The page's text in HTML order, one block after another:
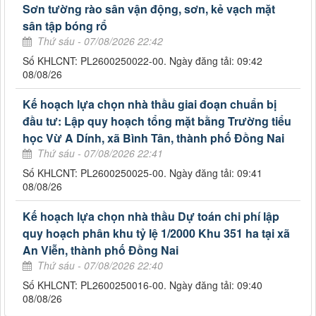
Sơn tường rào sân vận động, sơn, kẻ vạch mặt
sân tập bóng rổ
Thứ sáu - 07/08/2026 22:42
Số KHLCNT: PL2600250022-00. Ngày đăng tải: 09:42
08/08/26
Kế hoạch lựa chọn nhà thầu giai đoạn chuẩn bị
đầu tư: Lập quy hoạch tổng mặt bằng Trường tiểu
học Vừ A Dính, xã Bình Tân, thành phố Đồng Nai
Thứ sáu - 07/08/2026 22:41
Số KHLCNT: PL2600250025-00. Ngày đăng tải: 09:41
08/08/26
Kế hoạch lựa chọn nhà thầu Dự toán chi phí lập
quy hoạch phân khu tỷ lệ 1/2000 Khu 351 ha tại xã
An Viễn, thành phố Đồng Nai
Thứ sáu - 07/08/2026 22:40
Số KHLCNT: PL2600250016-00. Ngày đăng tải: 09:40
08/08/26